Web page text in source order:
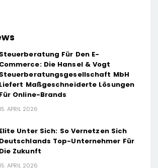
Steuerberatung Für Den E-
Commerce: Die Hansel & Vogt
Steuerberatungsgesellschaft MbH
Liefert Maßgeschneiderte Lösungen
Für Online-Brands
15. APRIL 2026
Elite Unter Sich: So Vernetzen Sich
Deutschlands Top-Unternehmer Für
Die Zukunft
15. APRIL 2026